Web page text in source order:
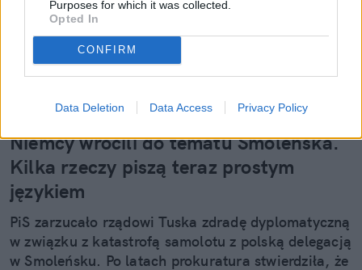
Purposes for which it was collected.
Opted In
CONFIRM
Data Deletion Data Access Privacy Policy
Niemcy wrócili do tematu Smoleńska.
Kilka rzeczy piszą teraz prostym
językiem
PiS zarzucało rządowi Tuska zdradę dyplomatyczną
w związku z katastrofą samolotu z polską delegacją
w Smoleńsku. Po latach prokuratura stwierdziła, że